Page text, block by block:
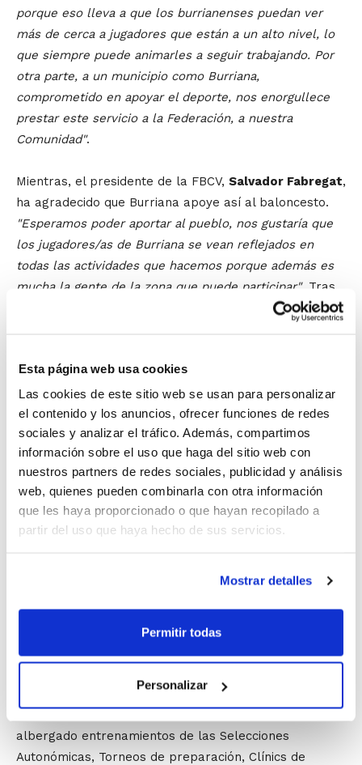
Esta página web usa cookies
Las cookies de este sitio web se usan para personalizar
el contenido y los anuncios, ofrecer funciones de redes
sociales y analizar el tráfico. Además, compartimos
información sobre el uso que haga del sitio web con
nuestros partners de redes sociales, publicidad y análisis
web, quienes pueden combinarla con otra información
que les haya proporcionado o que hayan recopilado a
partir del uso que haya hecho de sus servicios.
Mostrar detalles
Permitir todas
Personalizar
porque eso lleva a que los burrianenses puedan ver
más de cerca a jugadores que están a un alto nivel, lo
que siempre puede animarles a seguir trabajando. Por
otra parte, a un municipio como Burriana,
comprometido en apoyar el deporte, nos enorgullece
prestar este servicio a la Federación, a nuestra
Comunidad".
Mientras, el presidente de la FBCV, Salvador Fabregat,
ha agradecido que Burriana apoye así al baloncesto.
"Esperamos poder aportar al pueblo, nos gustaría que
los jugadores/as de Burriana se vean reflejados en
todas las actividades que hacemos porque además es
mucha la gente de la zona que puede participar". Tras
"la Federación no tiene capacidad para
apuestan por el deporte", el presidente ha destacado
que "la colaboración con Burriana viene desde hace
muchos años, no es de ahora. Estamos muy contentos
y trabajamos muy a gusto en Burriana, con el Pabellón
tan bueno que hay. Así que sólo esperamos que esta
colaboración sea por muchos años"
Burriana se ha convertido enuna de las sedes
longevas. Prácticamente desde la creación del
Programa, la localidad ha sido siempre la sede de
todos los niños y niñas de la provincia de Castellón
que quieren ser mejores jugadores/as.
Pero no sólo eso. Gracias al convenio de colaboración
albergado entrenamientos de las Selecciones
Autonómicas, Torneos de preparación, Clínics de